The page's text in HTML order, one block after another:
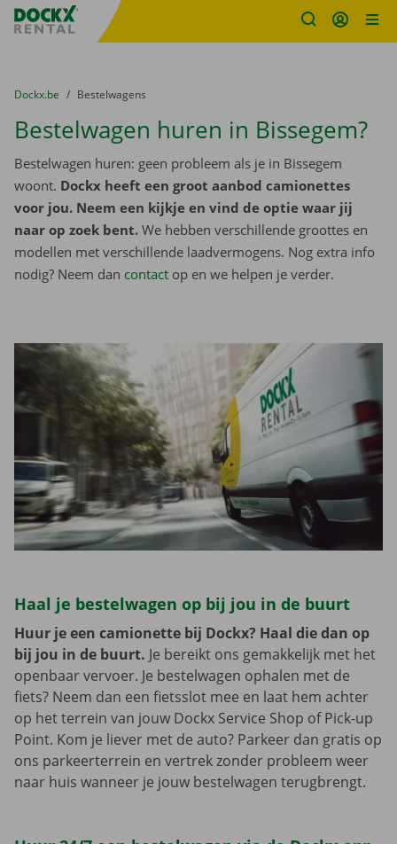
Fratello DEMO
U bevindt zich hier:
van
Dockx.be naar
Bestelwagens
Bestelwagen huren in Bissegem?
Bestelwagen huren: geen probleem als je in Bissegem
woont. Dockx heeft een groot aanbod camionettes
voor jou. Neem een kijkje en vind de optie waar jij
naar op zoek bent. We hebben verschillende groottes en
modellen met verschillende laadvermogens. Nog extra info
nodig? Neem dan contact op en we helpen je verder.
Haal je bestelwagen op bij jou in de buurt
Huur je een camionette bij Dockx? Haal die dan op
bij jou in de buurt. Je bereikt ons gemakkelijk met het
openbaar vervoer. Je bestelwagen ophalen met de
fiets? Neem dan een fietsslot mee en laat hem achter
op het terrein van jouw Dockx Service Shop of Pick-up
Point. Kom je liever met de auto? Parkeer dan gratis op
ons parkeerterrein en vertrek zonder probleem weer
naar huis wanneer je jouw bestelwagen terugbrengt.